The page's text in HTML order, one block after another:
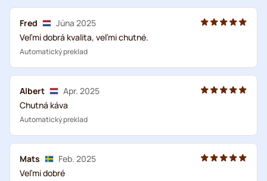
Fred
Júna 2025
Veľmi dobrá kvalita, veľmi chutné.
Automatický preklad
Albert
Apr. 2025
Chutná káva
Automatický preklad
Mats
Feb. 2025
Veľmi dobré